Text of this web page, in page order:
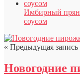
Имбирный
соусом
« Предыдущая запись
Новогодние